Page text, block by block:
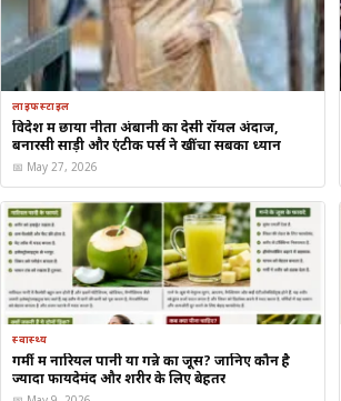
🍅 टमाटर भी है गर्मियों का सुपरफूड
टमाटर में विटामिन-C, एंटीऑक्सीडेंट्स और पानी भरपूर
🍽️ टमाटर खाने के फायदे
शरीर को ठंडक पहुंचाता है
स्किन को हेल्दी रखने में मदद करता है
डिहाइड्रेशन से बचाव करता है
इम्यूनिटी को मजबूत बनाता है
लाइफस्टाइल
विदेश में छाया नीता अंबानी का देसी रॉयल अंदाज,
बनारसी साड़ी और एंटीक पर्स ने खींचा सबका ध्यान
📅 May 27, 2026
स्वास्थ्य
गर्मी में नारियल पानी या गन्ने का जूस? जानिए कौन है
ज्यादा फायदेमंद और शरीर के लिए बेहतर